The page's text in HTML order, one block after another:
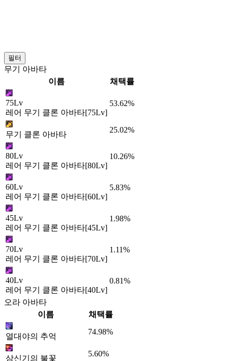
필터
무기 아바타
이름
채택률
75Lv
레어 무기 클론 아바타[75Lv]
53.62%
무기 클론 아바타
25.02%
80Lv
레어 무기 클론 아바타[80Lv]
10.26%
60Lv
레어 무기 클론 아바타[60Lv]
5.83%
45Lv
레어 무기 클론 아바타[45Lv]
1.98%
70Lv
레어 무기 클론 아바타[70Lv]
1.11%
40Lv
레어 무기 클론 아바타[40Lv]
0.81%
오라 아바타
이름
채택률
열대야의 추억
74.98%
삼신기의 불꽃
5.60%